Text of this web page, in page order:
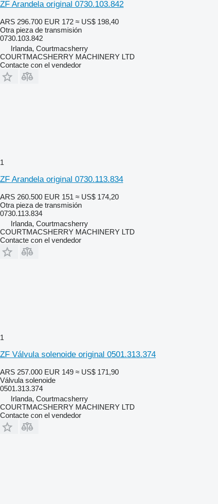
ZF Arandela original 0730.103.842
ARS 296.700 EUR 172 ≈ US$ 198,40
Otra pieza de transmisión
0730.103.842
Irlanda, Courtmacsherry
COURTMACSHERRY MACHINERY LTD
Contacte con el vendedor
1
ZF Arandela original 0730.113.834
ARS 260.500 EUR 151 ≈ US$ 174,20
Otra pieza de transmisión
0730.113.834
Irlanda, Courtmacsherry
COURTMACSHERRY MACHINERY LTD
Contacte con el vendedor
1
ZF Válvula solenoide original 0501.313.374
ARS 257.000 EUR 149 ≈ US$ 171,90
Válvula solenoide
0501.313.374
Irlanda, Courtmacsherry
COURTMACSHERRY MACHINERY LTD
Contacte con el vendedor